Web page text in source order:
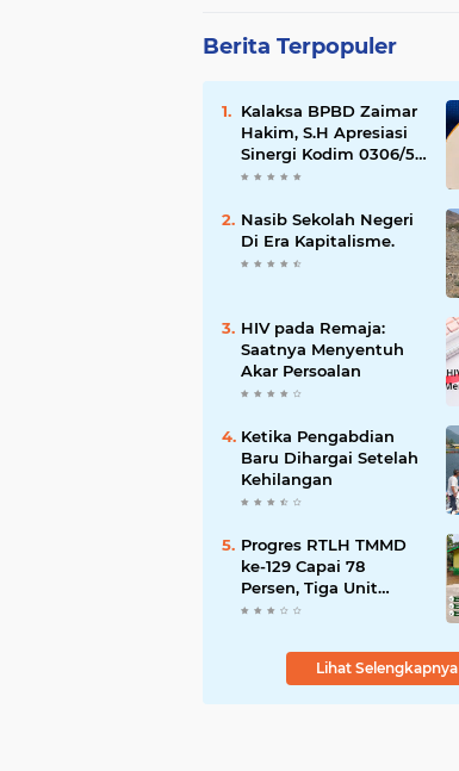
Berita Terpopuler
Kalaksa BPBD Zaimar
Hakim, S.H Apresiasi
Sinergi Kodim 0306/50
Kota dalam
dan Penanganan
Bencana
Nasib Sekolah Negeri
Di Era Kapitalisme.
HIV pada Remaja:
Saatnya Menyentuh
Akar Persoalan
Ketika Pengabdian
Baru Dihargai Setelah
Kehilangan
Progres RTLH TMMD
ke-129 Capai 78
Persen, Tiga Unit
Rumah Bantuan Mulai
Lihat Selengkapnya